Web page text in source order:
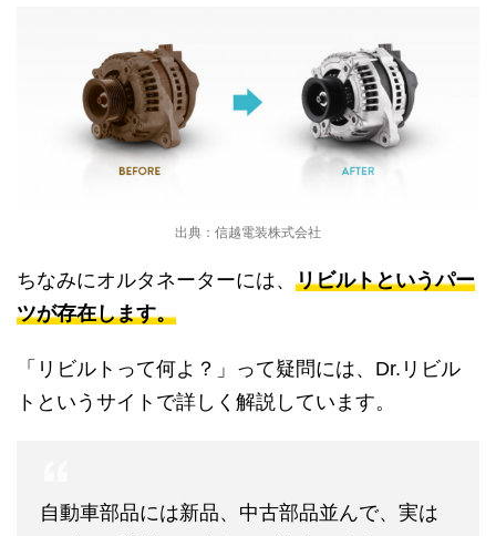
出典：信越電装株式会社
ちなみにオルタネーターには、 リビルトというパー
ツが存在します。
「リビルトって何よ？」って疑問には、Dr.リビル
トというサイトで詳しく解説しています。
自動車部品には新品、中古部品並んで、実は